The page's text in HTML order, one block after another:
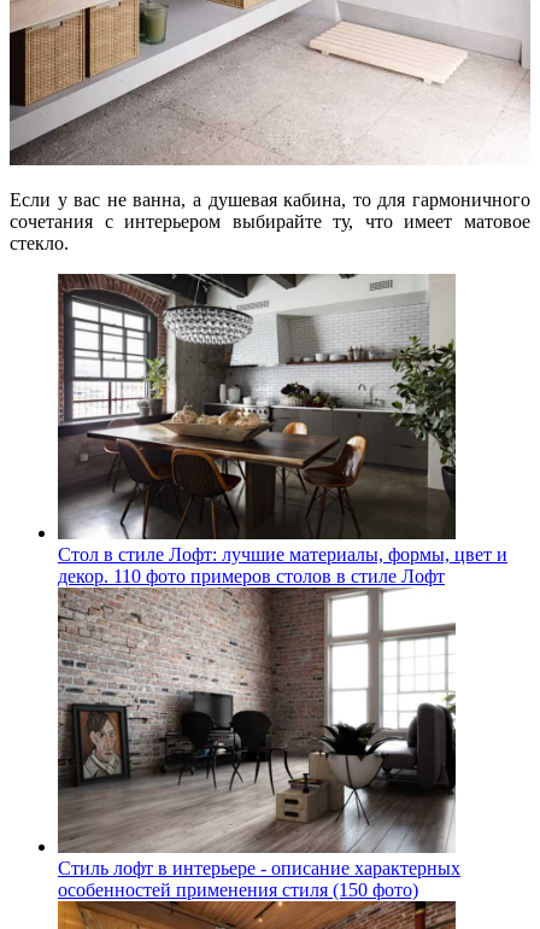
Если у вас не ванна, а душевая кабина, то для гармоничного
сочетания с интерьером выбирайте ту, что имеет матовое
стекло.
Стол в стиле Лофт: лучшие материалы, формы, цвет и
декор. 110 фото примеров столов в стиле Лофт
Стиль лофт в интерьере - описание характерных
особенностей применения стиля (150 фото)